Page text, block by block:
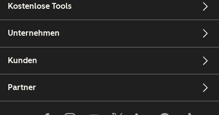
Kostenlose Tools
Unternehmen
Kunden
Partner